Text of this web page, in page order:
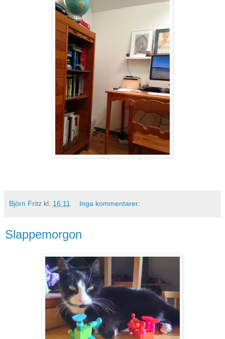
Björn Fritz kl. 16:11 Inga kommentarer:
Slappemorgon